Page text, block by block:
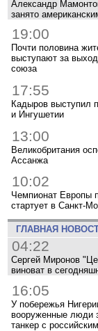
Александр
занято
19:00
Почти половина
выступают за
союза
17:55
Кадыров выступил
и Ингушетии
13:00
Великобритания
Ассанжа
10:02
Чемпионат Европы
стартует в Санкт-
ГЛАВНАЯ
04:22
Сергей Миронов
виноват в
16:05
У побережья
вооруженные люди
танкер с